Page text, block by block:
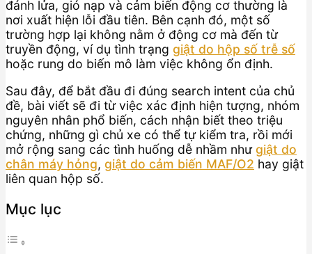
đánh lửa, gió nạp và cảm biến động cơ thường là
nơi xuất hiện lỗi đầu tiên. Bên cạnh đó, một số
trường hợp lại không nằm ở động cơ mà đến từ
truyền động, ví dụ tình trạng giật do hộp số trễ số
hoặc rung do biến mô làm việc không ổn định.
Sau đây, để bắt đầu đi đúng search intent của chủ
đề, bài viết sẽ đi từ việc xác định hiện tượng, nhóm
nguyên nhân phổ biến, cách nhận biết theo triệu
chứng, những gì chủ xe có thể tự kiểm tra, rồi mới
mở rộng sang các tình huống dễ nhầm nhưgiật do
chân máy hỏng, giật do cảm biến MAF/O2 hay giật
liên quan hộp số.
Mục lục